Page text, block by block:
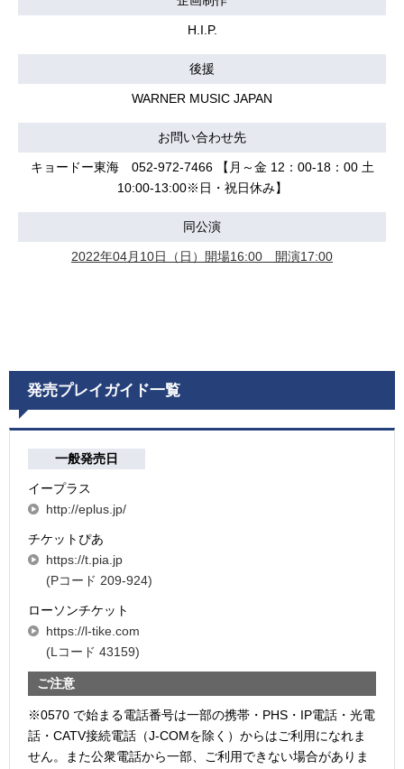
H.I.P.
後援
WARNER MUSIC JAPAN
お問い合わせ先
キョードー東海 052-972-7466 【月～金 12：00-18：00 土
10:00-13:00※日・祝日休み】
同公演
2022年04月10日（日）開場16:00 開演17:00
発売プレイガイド一覧
一般発売日
イープラス
http://eplus.jp/
チケットぴあ
https://t.pia.jp
(Pコード 209-924)
ローソンチケット
https://l-tike.com
(Lコード 43159)
ご注意
※0570 で始まる電話番号は一部の携帯・PHS・IP電話・光電
話・CATV接続電話（J-COMを除く）からはご利用になれま
せん。また公衆電話から一部、ご利用できない場合がありま